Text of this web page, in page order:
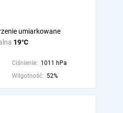
19°C
umiarkowane
Ciśnienie: 1011 hPa
Wilgotność: 52%